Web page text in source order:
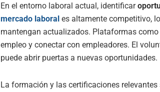
En el entorno laboral actual, identificar
mercado laboral es altamente competitivo,
mantengan actualizados. Plataformas
empleo y conectar con empleadores. El
puede abrir puertas a nuevas oportunidades.
La formación y las certificaciones